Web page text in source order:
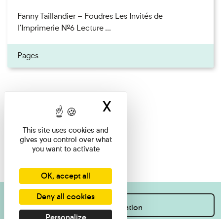
Fanny Taillandier – Foudres Les Invités de
l’Imprimerie n°6 Lecture ...
Pages
I want information
This site uses cookies and
gives you control over what
you want to activate
OK, accept all
Deny all cookies
X